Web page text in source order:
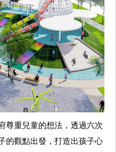
尊重兒童的想法，透過六次
的觀點出發，打造出孩子心